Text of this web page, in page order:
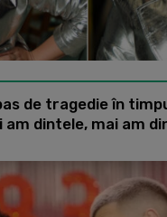
de tragedie în
am dintele, mai am